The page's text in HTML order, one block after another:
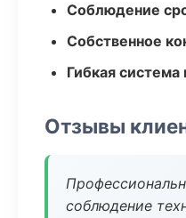
Соблюдение
Собственное
Гибкая
Отзывы
соблюдение